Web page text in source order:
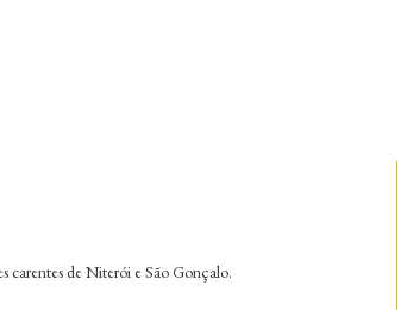
carentes de Niterói e São Gonçalo.